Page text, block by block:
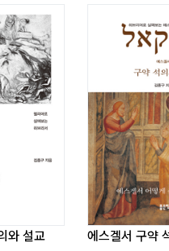
와 설교 에스겔서 구약